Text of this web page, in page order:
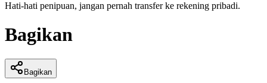
Hati-hati penipuan, jangan pernah transfer ke rekening pribadi.
Bagikan
Bagikan